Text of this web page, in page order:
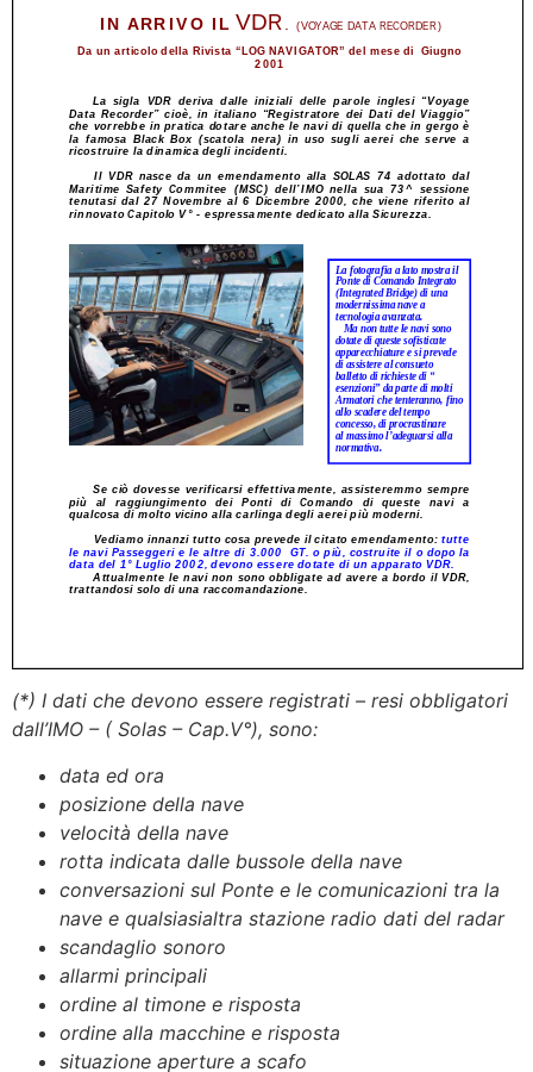
(*) I dati che devono essere registrati – resi obbligatori
dall’IMO – ( Solas – Cap.V°), sono:
data ed ora
posizione della nave
velocità della nave
rotta indicata dalle bussole della nave
conversazioni sul Ponte e le comunicazioni tra la
nave e qualsiasialtra stazione radio dati del radar
scandaglio sonoro
allarmi principali
ordine al timone e risposta
ordine alla macchine e risposta
situazione aperture a scafo